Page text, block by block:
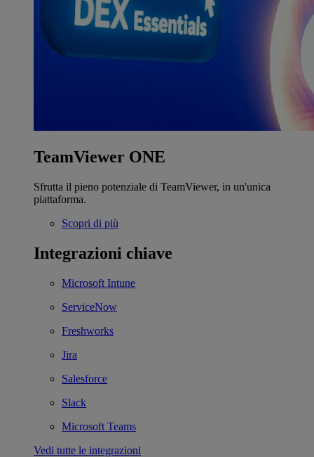
TeamViewer ONE
Sfrutta il pieno potenziale di TeamViewer, in un'unica
piattaforma.
Scopri di più
Integrazioni chiave
Microsoft Intune
ServiceNow
Freshworks
Jira
Salesforce
Slack
Microsoft Teams
Vedi tutte le integrazioni